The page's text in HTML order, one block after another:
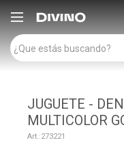

JUGUETE -
MULTICOLOR
273221